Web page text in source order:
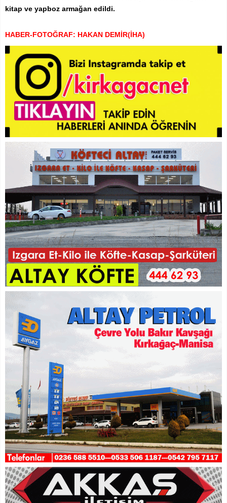
kitap ve yapboz armağan edildi.
HABER-FOTOĞRAF: HAKAN DEMİR(İHA)